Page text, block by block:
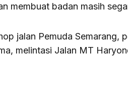
membuat badan masih
jalan Pemuda Semarang,
melintasi Jalan MT